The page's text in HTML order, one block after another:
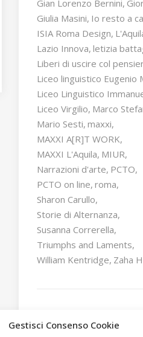
Gestisci Consenso Cookie
Gian Lorenzo Bernini
Giulia Masini Io resto a
ISIA Roma Design
Lazio Innova letizia
Liberi di uscire col
Liceo linguistico Eugenio
Liceo Linguistico
Liceo Virgilio Marco
Mario Sesti maxxi
MAXXI A[R]T WORK
MAXXI L'Aquila MIUR
Narrazioni d'arte PCTO
PCTO on line roma
Sharon Carullo
Storie di Alternanza
Susanna Correrella
Triumphs and Laments
William Kentridge Zaha